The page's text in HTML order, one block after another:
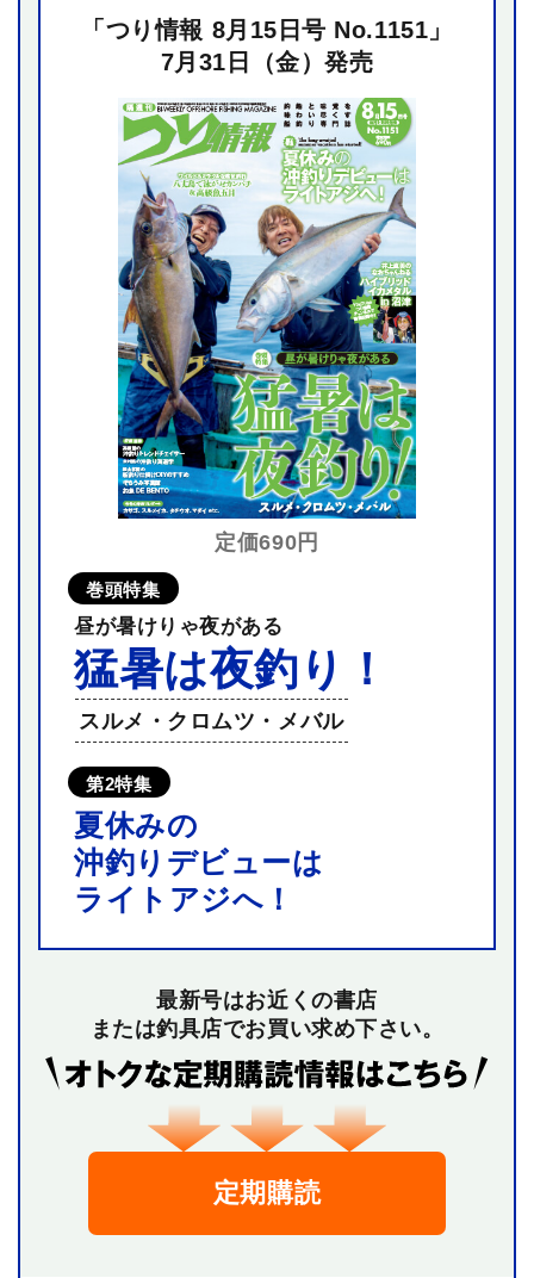
「つり情報 8月15日号 No.1151」
7月31日（金）発売
定価690円
巻頭特集
昼が暑けりゃ夜がある
猛暑は夜釣り！
スルメ・クロムツ・メバル
第2特集
夏休みの
沖釣りデビューは
ライトアジへ！
最新号はお近くの書店
または釣具店でお買い求め下さい。
定期購読